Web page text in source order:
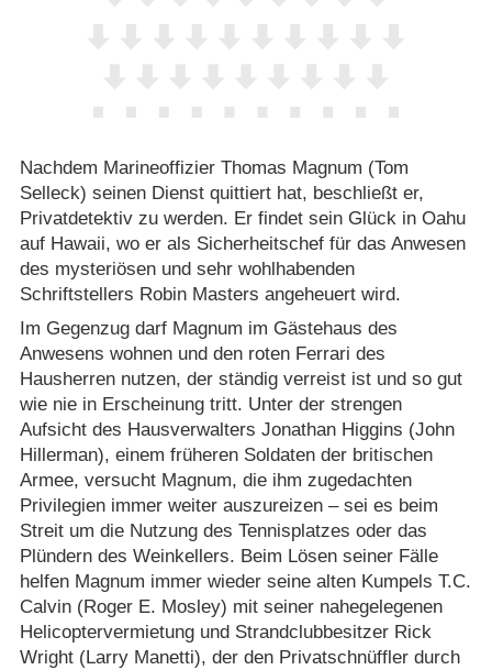
Nachdem Marineoffizier Thomas Magnum (Tom
Selleck) seinen Dienst quittiert hat, beschließt er,
Privatdetektiv zu werden. Er findet sein Glück in Oahu
auf Hawaii, wo er als Sicherheitschef für das Anwesen
des mysteriösen und sehr wohlhabenden
Schriftstellers Robin Masters angeheuert wird.
Im Gegenzug darf Magnum im Gästehaus des
Anwesens wohnen und den roten Ferrari des
Hausherren nutzen, der ständig verreist ist und so gut
wie nie in Erscheinung tritt. Unter der strengen
Aufsicht des Hausverwalters Jonathan Higgins (John
Hillerman), einem früheren Soldaten der britischen
Armee, versucht Magnum, die ihm zugedachten
Privilegien immer weiter auszureizen – sei es beim
Streit um die Nutzung des Tennisplatzes oder das
Plündern des Weinkellers. Beim Lösen seiner Fälle
helfen Magnum immer wieder seine alten Kumpels T.C.
Calvin (Roger E. Mosley) mit seiner nahegelegenen
Helicoptervermietung und Strandclubbesitzer Rick
Wright (Larry Manetti), der den Privatschnüffler durch